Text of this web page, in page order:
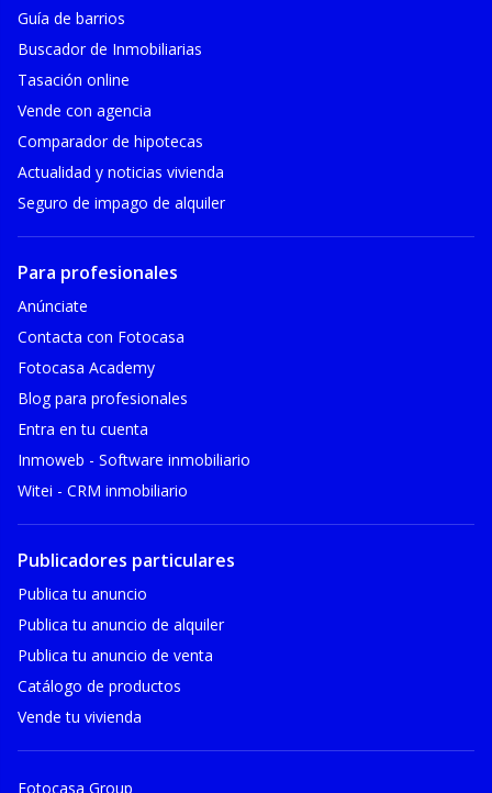
Guía de barrios
Buscador de Inmobiliarias
Tasación online
Vende con agencia
Comparador de hipotecas
Actualidad y noticias vivienda
Seguro de impago de alquiler
Para profesionales
Anúnciate
Contacta con Fotocasa
Fotocasa Academy
Blog para profesionales
Entra en tu cuenta
Inmoweb - Software inmobiliario
Witei - CRM inmobiliario
Publicadores particulares
Publica tu anuncio
Publica tu anuncio de alquiler
Publica tu anuncio de venta
Catálogo de productos
Vende tu vivienda
Fotocasa Group